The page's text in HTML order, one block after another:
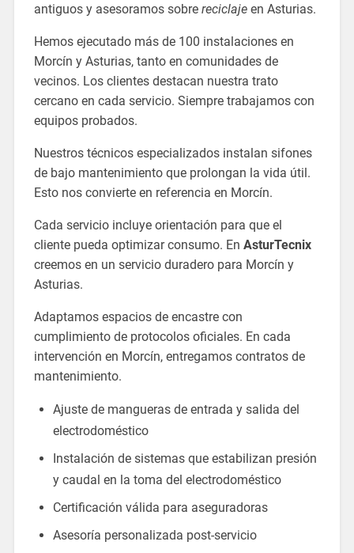
antiguos y asesoramos sobre reciclajeen Asturias.
Hemos ejecutado más de 100 instalaciones en
Morcín y Asturias, tanto en comunidades de
vecinos. Los clientes destacan nuestra trato
cercano en cada servicio. Siempre trabajamos con
equipos probados.
Nuestros técnicos especializados instalan sifones
de bajo mantenimiento que prolongan la vida útil.
Esto nos convierte en referencia en Morcín.
Cada servicio incluye orientación para que el
cliente pueda optimizar consumo. En AsturTecnix
creemos en un servicio duradero para Morcín y
Asturias.
Adaptamos espacios de encastre con
cumplimiento de protocolos oficiales. En cada
intervención en Morcín, entregamos contratos de
mantenimiento.
Ajuste de mangueras de entrada y salida del
electrodoméstico
Instalación de sistemas que estabilizan presión
y caudal en la toma del electrodoméstico
Certificación válida para aseguradoras
Asesoría personalizada post-servicio